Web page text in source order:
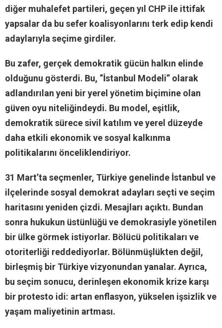
diğer muhalefet partileri, geçen yıl CHP ile ittifak
yapsalar da bu sefer koalisyonlarını terk edip kendi
adaylarıyla seçime girdiler.
Bu zafer, gerçek demokratik gücün halkın elinde
olduğunu gösterdi. Bu, “İstanbul Modeli” olarak
adlandırılan yeni bir yerel yönetim biçimine olan
güven oyu niteliğindeydi. Bu model, eşitlik,
demokratik sürece sivil katılım ve yerel düzeyde
daha etkili ekonomik ve sosyal kalkınma
politikalarını önceliklendiriyor.
31 Mart’ta seçmenler, Türkiye genelinde İstanbul ve
ilçelerinde sosyal demokrat adayları seçti ve seçim
haritasını yeniden çizdi. Mesajları açıktı. Bundan
sonra hukukun üstünlüğü ve demokrasiyle yönetilen
bir ülke görmek istiyorlar. Bölücü politikaları ve
otoriterliği reddediyorlar. Bölünmüşlükten değil,
birleşmiş bir Türkiye vizyonundan yanalar. Ayrıca,
bu seçim sonucu, derinleşen ekonomik krize karşı
bir protesto idi: artan enflasyon, yükselen işsizlik ve
yaşam maliyetinin artması.